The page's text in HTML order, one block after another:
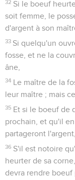
32 Si le boeuf
soit femme, le
d'argent à son
33 Si quelqu'un
fosse, et ne la
âne,
34 Le maître de la
leur maître ; mais
35 Et si le boeuf de
prochain, et qu'il
partageront
36 S'il est notoire
heurter de sa
devra rendre boeuf